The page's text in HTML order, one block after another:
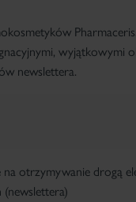
wyjątkowymi
newslettera.
otrzymywanie drogą